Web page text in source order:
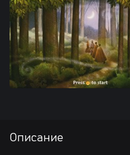
Описание